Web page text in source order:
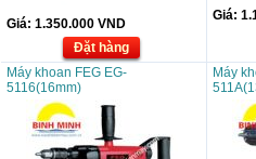
Giá: 1.350.000 VND
Đặt hàng
Giá:
Máy khoan FEG EG-
5116(16mm)
Máy